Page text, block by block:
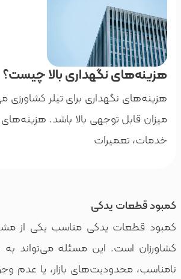
نگهداری بالا چیست؟
نگهداری برای تیلر کشاورزی می‌تواند به
توجهی بالا باشد. هزینه‌های مربوط به
یدکی
یدکی مناسب یکی از مشکلات جدی
این مسئله می‌تواند به دلیل توزیع
بازار، یا عدم وجود برندهای